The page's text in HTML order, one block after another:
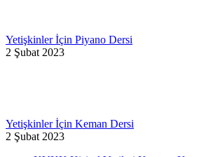
Yetişkinler İçin Piyano Dersi
2 Şubat 2023
Yetişkinler İçin Keman Dersi
2 Şubat 2023